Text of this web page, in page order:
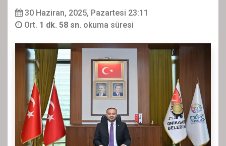
30 Haziran, 2025, Pazartesi 23:11
Ort. 1 dk. 58 sn. okuma süresi